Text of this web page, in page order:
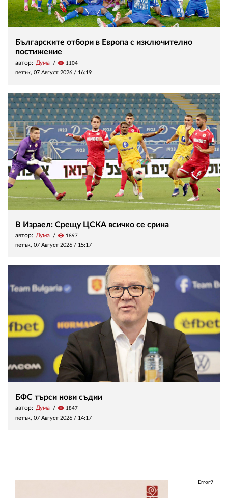
Българските отбори в Европа с изключително
постижение
автор: Дума visibility 1104
петък, 07 Август 2026 / 16:19
В Израел: Срещу ЦСКА всичко се срина
автор: Дума visibility 1897
петък, 07 Август 2026 / 15:17
БФС търси нови съдии
автор: Дума visibility 1847
петък, 07 Август 2026 / 14:17
Error9